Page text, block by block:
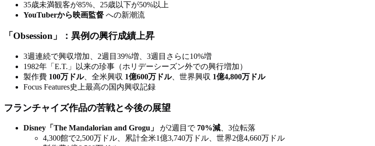
35歳未満観客が85%、25歳以下が50%以上
YouTuberから映画監督 への新潮流
「Obsession」：異例の興行成績上昇
3週連続で興収増加、2週目39%増、3週目さらに10%増
1982年「E.T.」以来の珍事（ホリデーシーズン外での興行増加）
製作費 100万ドル、全米興収 1億600万ドル、世界興収 1億4,800万ドル
Focus Features史上最高の国内興収記録
フランチャイズ作品の苦戦と今後の展望
Disney「The Mandalorian and Grogu」 が2週目で 70%減 、3位転落
4,300館で2,500万ドル、累計全米1億3,740万ドル、世界2億4,660万ドル